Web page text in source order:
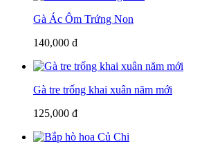
Gà Ác Ôm Trứng Non
140,000 đ
Gà tre trống khai xuân năm mới
125,000 đ